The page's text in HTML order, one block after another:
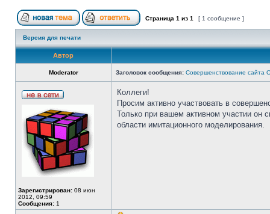
Страница 1 из 1 [ 1 сообщение ]
Версия для печати
Автор
Moderator Заголовок сообщения: Совершенствование сайта
Зарегистрирован: 08 июн
2012, 09:59
Сообщения: 1
Коллеги!
Просим активно участвовать в
Только при вашем активном участии он
области имитационного моделирования.